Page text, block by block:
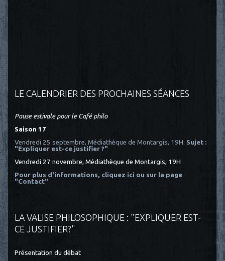
LE CALENDRIER DES PROCHAINES SÉANCES
Pause estivale pour le Café philo
Saison 17
Vendredi 25 septembre, Médiathèque de Montargis, 19H. Sujet :
"Expliquer est-ce justifier ?"
Vendredi 27 novembre, Médiathèque de Montargis, 19H
Pour plus d'informations, cliquez ici ou sur la page
"Contact"
LA VALISE PHILOSOPHIQUE : "EXPLIQUER EST-
CE JUSTIFIER?"
Présentation du débat